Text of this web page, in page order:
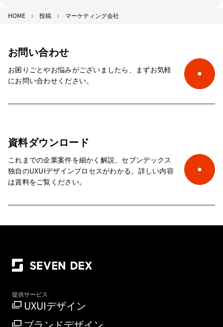
HOME 投稿 マーケティング会社
お問い合わせ
お困りごとやお悩みがございましたら、まずお気軽
にお問い合わせください。
資料ダウンロード
これまでの企業案件を細かく解説、セブンデックス
独自のUXUIデザインプロセスがわかる。詳しい内容
は資料をご覧ください。
提供サービス
UXUIデザイン